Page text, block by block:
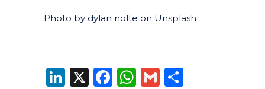
Photo by dylan nolte on Unsplash
LinkedIn
X Facebook
WhatsApp
Gmail